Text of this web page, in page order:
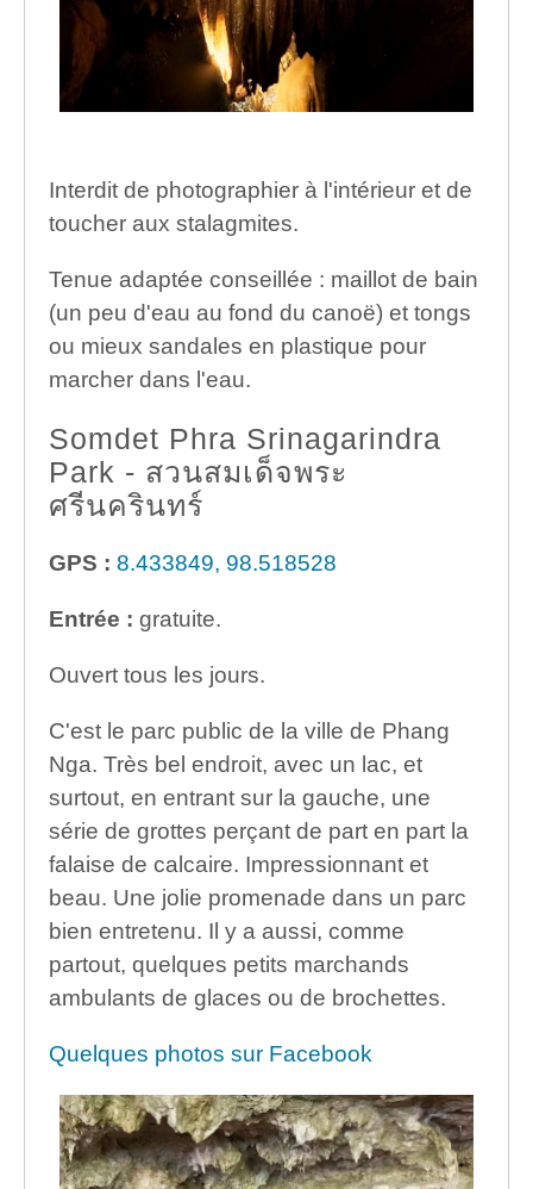
Interdit de photographier à l'intérieur et de
toucher aux stalagmites.
Tenue adaptée conseillée : maillot de bain
(un peu d'eau au fond du canoë) et tongs
ou mieux sandales en plastique pour
marcher dans l'eau.
Somdet Phra Srinagarindra
Park - สวนสมเด็จพระ
ศรีนครินทร์
GPS : 8.433849, 98.518528
Entrée : gratuite.
Ouvert tous les jours.
C'est le parc public de la ville de Phang
Nga. Très bel endroit, avec un lac, et
surtout, en entrant sur la gauche, une
série de grottes perçant de part en part la
falaise de calcaire. Impressionnant et
beau. Une jolie promenade dans un parc
bien entretenu. Il y a aussi, comme
partout, quelques petits marchands
ambulants de glaces ou de brochettes.
Quelques photos sur Facebook